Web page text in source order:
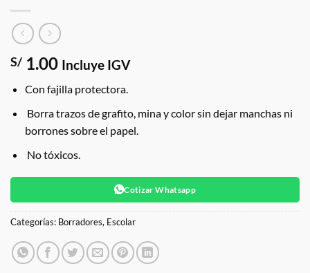
S/ 1.00 Incluye IGV
Con fajilla protectora.
Borra trazos de grafito, mina y color sin dejar manchas ni
borrones sobre el papel.
No tóxicos.
Cotizar Whatsapp
Categorías: Borradores, Escolar